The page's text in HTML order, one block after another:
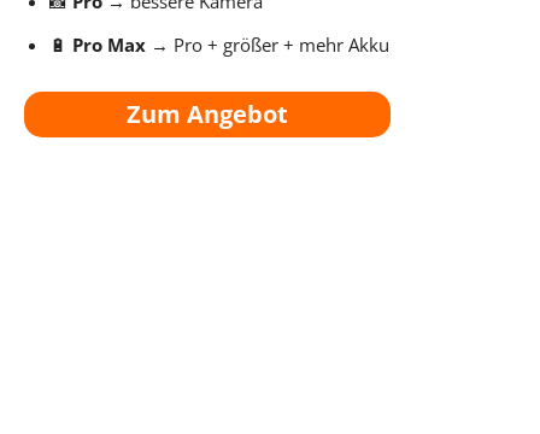
🔋 Pro Max → Pro + größer + mehr Akku
Zum Angebot